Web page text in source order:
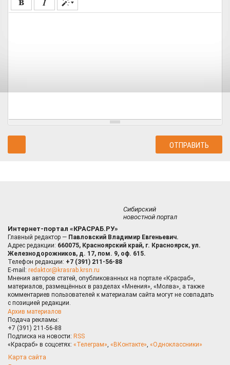
Сибирский
новостной портал
Интернет-портал «КРАСРАБ.РУ»
Главный редактор — Павловский Владимир Евгеньевич.
Адрес редакции: 660075, Красноярский край, г. Красноярск, ул.
Железнодорожников, д. 17, пом. 9, оф. 615.
Телефон редакции: +7 (391) 211-56-88
E-mail: redaktor@krasrab.krsn.ru
Мнения авторов статей, опубликованных на портале «Красраб»,
материалов, размещённых в разделах «Мнения», «Молва», а также
комментариев пользователей к материалам сайта могут не совпадать
с позицией редакции.
Архив материалов
Подача рекламы:
+7 (391) 211-56-88
Подписка на новости: RSS
«Красраб» в соцсетях: «Телеграм», «ВКонтакте», «Одноклассники»
Карта сайта